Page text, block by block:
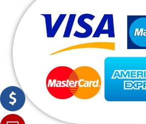
Tarjetas de Crédito